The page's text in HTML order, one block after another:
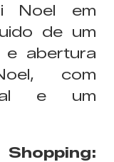
Noel em
de um
e abertura
com
e um